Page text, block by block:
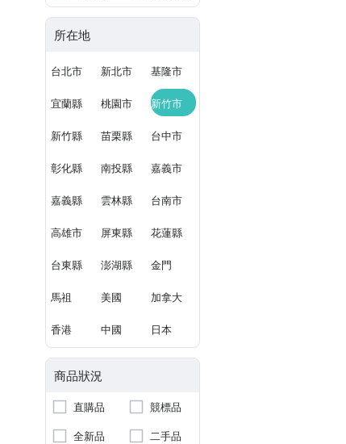
所在地
台北市 新北市 基隆市
宜蘭縣 桃園市 新竹市
新竹縣 苗栗縣 台中市
彰化縣 南投縣 嘉義市
嘉義縣 雲林縣 台南市
高雄市 屏東縣 花蓮縣
台東縣 澎湖縣 金門
馬祖 美國 加拿大
香港 中國 日本
商品狀況
直購品
競標品
全新品
二手品